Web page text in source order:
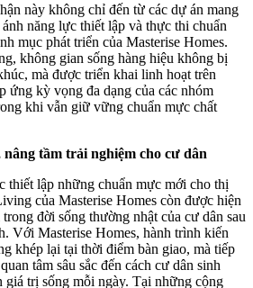
này không chỉ đến từ các dự án mang
năng lực thiết lập và thực thi chuẩn
mục phát triển của Masterise Homes.
không gian sống hàng hiệu không bị
mà được triển khai linh hoạt trên
ứng kỳ vọng đa dạng của các nhóm
khi vẫn giữ vững chuẩn mực chất
tầm trải nghiệm cho cư dân
thiết lập những chuẩn mực mới cho thị
của Masterise Homes còn được hiện
đời sống thường nhật của cư dân sau
Với Masterise Homes, hành trình kiến
khép lại tại thời điểm bàn giao, mà tiếp
tâm sâu sắc đến cách cư dân sinh
giá trị sống mỗi ngày. Tại những cộng